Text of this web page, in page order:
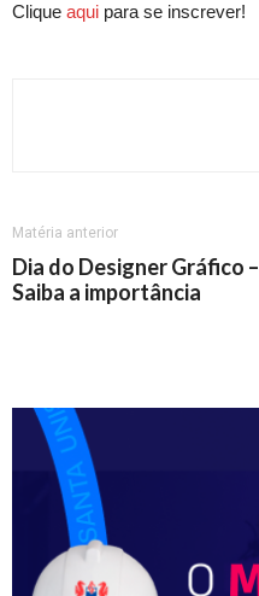
Clique aqui para se inscrever!
Matéria anterior
Dia do Designer Gráfico –
Saiba a importância